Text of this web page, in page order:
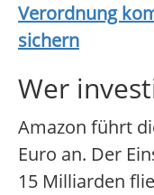
Verordnung
sichern
Wer
Amazon führt
Euro an. Der
15 Milliarden